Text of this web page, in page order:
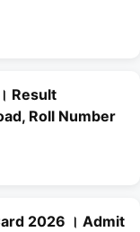
Result
Roll Number
2026 । Admit